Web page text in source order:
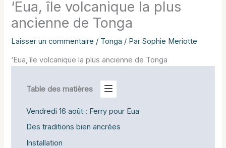
‘Eua, île volcanique la plus
ancienne de Tonga
Laisser un commentaire / Tonga / ParSophie Meriotte
‘Eua, île volcanique la plus ancienne de Tonga
Table des matières
Vendredi 16 août : Ferry pour Eua
Des traditions bien ancrées
Installation